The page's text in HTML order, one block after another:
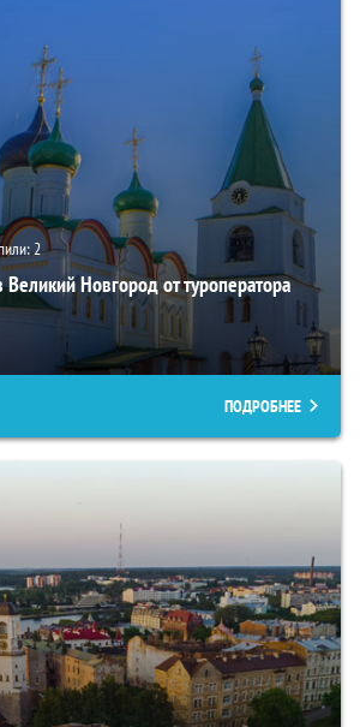
2
Великий Новгород от туроператора
ПОДРОБНЕЕ